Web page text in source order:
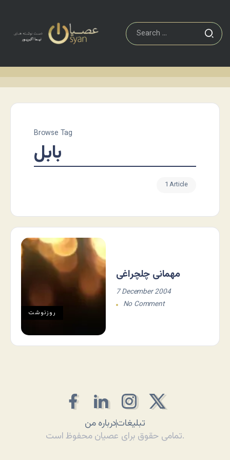
Browse Tag
بابل
1 Article
روزنوشت
مهمانی چلچراغی
7 December 2004
No Comment
درباره منتبلیغات
تمامی حقوق برای عصیان محفوظ است.